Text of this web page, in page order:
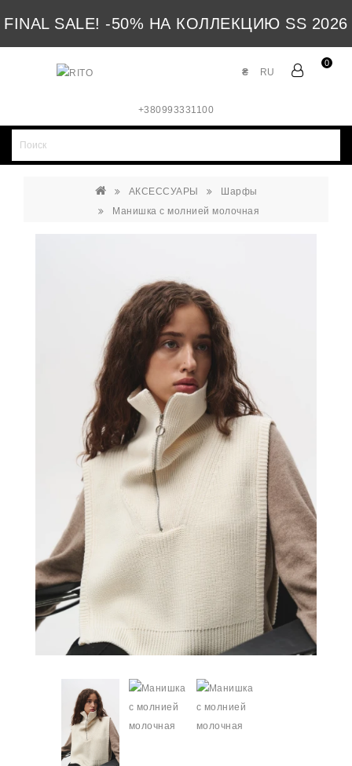
FINAL SALE! -50% НА КОЛЛЕКЦИЮ SS 2026
0
RU
₴
+380993331100
АКСЕССУАРЫ
Шарфы
Манишка с молнией молочная